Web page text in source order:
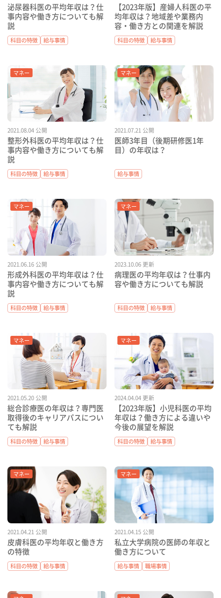
泌尿器科医の平均年収は？仕
事内容や働き方についても解
説
科目の特徴 給与事情
【2023年版】産婦人科医の平
均年収は？地域差や業務内
容・働き方との関連を解説
科目の特徴 給与事情
マネー
2021.08.04 公開
整形外科医の平均年収は？仕
事内容や働き方についても解
説
科目の特徴 給与事情
マネー
2021.07.21 公開
医師3年目（後期研修医1年
目）の年収は？
給与事情
マネー
2021.06.16 公開
形成外科医の平均年収は？仕
事内容や働き方についても解
説
科目の特徴 給与事情
マネー
2023.10.06 更新
病理医の平均年収は？仕事内
容や働き方についても解説
科目の特徴 給与事情
マネー
2021.05.20 公開
総合診療医の年収は？専門医
取得後のキャリアパスについ
ても解説
科目の特徴 給与事情
マネー
2024.04.04 更新
【2023年版】小児科医の平均
年収は？働き方による違いや
今後の展望を解説
科目の特徴 給与事情
マネー
2021.04.21 公開
皮膚科医の平均年収と働き方
の特徴
科目の特徴 給与事情
マネー
2021.04.15 公開
私立大学病院の医師の年収と
働き方について
給与事情 職場事情